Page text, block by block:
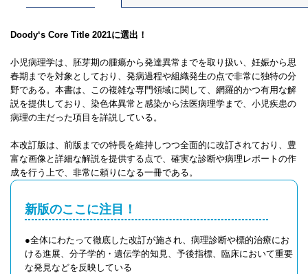
Doody‘s Core Title 2021に選出！
小児病理学は、胚芽期の腫瘍から発達異常までを取り扱い、妊娠から思
春期までを対象としており、発病過程や組織発生の点で非常に独特の分
野である。本書は、この複雑な専門領域に関して、網羅的かつ有用な解
説を提供しており、染色体異常と感染から法医病理学まで、小児疾患の
病理の主だった項目を詳説している。
本改訂版は、前版までの特長を維持しつつ全面的に改訂されており、豊
富な画像と詳細な解説を提供する点で、確実な診断や病理レポートの作
成を行う上で、非常に頼りになる一冊である。
新版のここに注目！
●全体にわたって徹底した改訂が施され、病理診断や標的治療にお
ける進展、分子学的・遺伝学的知見、予後指標、臨床において重要
な発見などを反映している